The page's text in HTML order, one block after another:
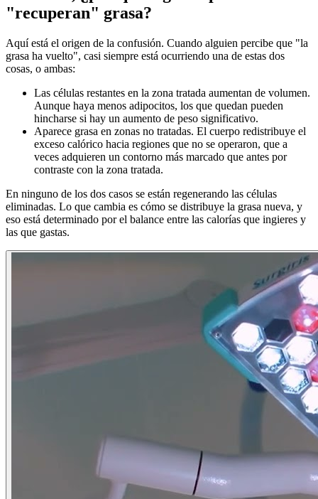
"recuperan" grasa?
Aquí está el origen de la confusión. Cuando alguien percibe que "la
grasa ha vuelto", casi siempre está ocurriendo una de estas dos
cosas, o ambas:
Las células restantes en la zona tratada aumentan de volumen.
Aunque haya menos adipocitos, los que quedan pueden
hincharse si hay un aumento de peso significativo.
Aparece grasa en zonas no tratadas. El cuerpo redistribuye el
exceso calórico hacia regiones que no se operaron, que a
veces adquieren un contorno más marcado que antes por
contraste con la zona tratada.
En ninguno de los dos casos se están regenerando las células
eliminadas. Lo que cambia es cómo se distribuye la grasa nueva, y
eso está determinado por el balance entre las calorías que ingieres y
las que gastas.